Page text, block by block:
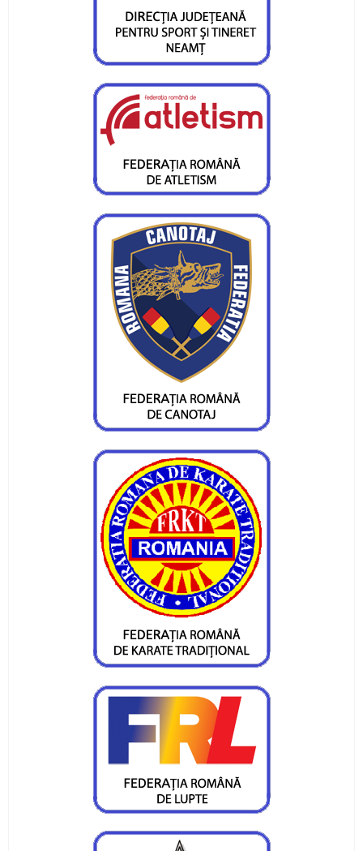
Medalie de bronz la naţionalele de lupte ale
juniorilor
Două medalii la naţionale, obiectivul luptătorilor
juniori III şi IV
Medalii de aur, argint si bronz la mondialele de
karate
CS Ceahlaul lupta pentru un mondial de karate
la Piatra Neamt
Zi speciala la CS Ceahlaul
Luptatorii au incheiat anul cu rezultate
frumoase
CS Ceahlaul are intilnire cu Mos Craciun
Rezultate promitatoare la Cupa "1 Decembrie"
Concurs atletic pentru copii la Roman
Gelu Cracana, sub podium la Crosul Unirii
Bogdan Munteanu, George Cusu si Mihnea
Pintilie, campioni europeni
Vasile Dudau, medalie nationala la final de 2011
Veteranul Cracana, succes la Brasov
Sase canotori in loturile nationale de juniori
Asteptari mari de la selectia loturilor de canotaj
pentru juniori
Sase canotori juniori, la Cupa Romaniei pe
ergometru